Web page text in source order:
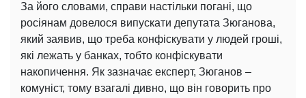
За його словами, справи настільки погані, що
росіянам довелося випускати депутата Зюганова,
який заявив, що треба конфіскувати у людей гроші,
які лежать у банках, тобто конфіскувати
накопичення. Як зазначає експерт, Зюганов –
комуніст, тому взагалі дивно, що він говорить про